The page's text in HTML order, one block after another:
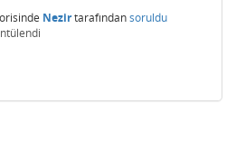
Nezirtarafındansoruldu